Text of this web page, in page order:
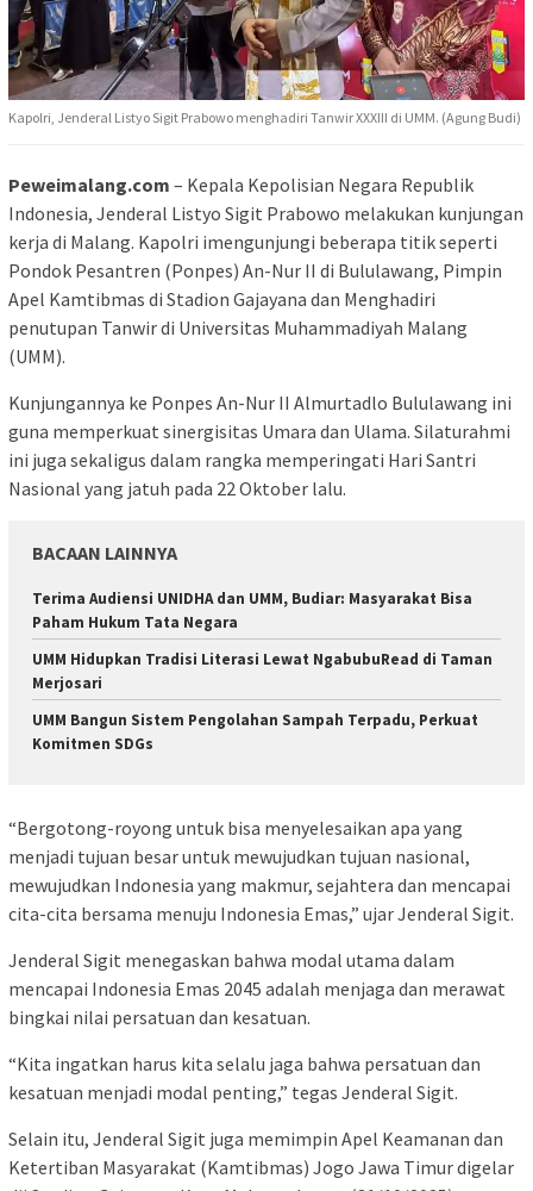
Kapolri, Jenderal Listyo Sigit Prabowo menghadiri Tanwir XXXIII di UMM. (Agung Budi)
Peweimalang.com – Kepala Kepolisian Negara Republik
Indonesia, Jenderal Listyo Sigit Prabowo melakukan kunjungan
kerja di Malang. Kapolri imengunjungi beberapa titik seperti
Pondok Pesantren (Ponpes) An-Nur II di Bululawang, Pimpin
Apel Kamtibmas di Stadion Gajayana dan Menghadiri
penutupan Tanwir di Universitas Muhammadiyah Malang
(UMM).
Kunjungannya ke Ponpes An-Nur II Almurtadlo Bululawang ini
guna memperkuat sinergisitas Umara dan Ulama. Silaturahmi
ini juga sekaligus dalam rangka memperingati Hari Santri
Nasional yang jatuh pada 22 Oktober lalu.
BACAAN LAINNYA
Terima Audiensi UNIDHA dan UMM, Budiar: Masyarakat Bisa
Paham Hukum Tata Negara
UMM Hidupkan Tradisi Literasi Lewat NgabubuRead di Taman
Merjosari
UMM Bangun Sistem Pengolahan Sampah Terpadu, Perkuat
Komitmen SDGs
“Bergotong-royong untuk bisa menyelesaikan apa yang
menjadi tujuan besar untuk mewujudkan tujuan nasional,
mewujudkan Indonesia yang makmur, sejahtera dan mencapai
cita-cita bersama menuju Indonesia Emas,” ujar Jenderal Sigit.
Jenderal Sigit menegaskan bahwa modal utama dalam
mencapai Indonesia Emas 2045 adalah menjaga dan merawat
bingkai nilai persatuan dan kesatuan.
“Kita ingatkan harus kita selalu jaga bahwa persatuan dan
kesatuan menjadi modal penting,” tegas Jenderal Sigit.
Selain itu, Jenderal Sigit juga memimpin Apel Keamanan dan
Ketertiban Masyarakat (Kamtibmas) Jogo Jawa Timur digelar